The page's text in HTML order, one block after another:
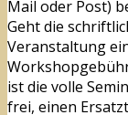
Mail oder Post)
Geht die
Veranstaltung
ist die volle
frei, einen